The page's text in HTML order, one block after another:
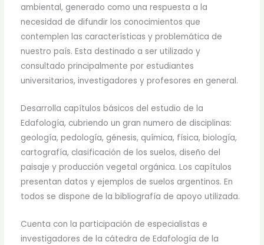
ambiental, generado como una respuesta a la
necesidad de difundir los conocimientos que
contemplen las características y problemática de
nuestro país. Esta destinado a ser utilizado y
consultado principalmente por estudiantes
universitarios, investigadores y profesores en general.
Desarrolla capítulos básicos del estudio de la
Edafología, cubriendo un gran numero de disciplinas:
geología, pedología, génesis, química, física, biología,
cartografía, clasificación de los suelos, diseño del
paisaje y producción vegetal orgánica. Los capítulos
presentan datos y ejemplos de suelos argentinos. En
todos se dispone de la bibliografía de apoyo utilizada.
Cuenta con la participación de especialistas e
investigadores de la cátedra de Edafología de la